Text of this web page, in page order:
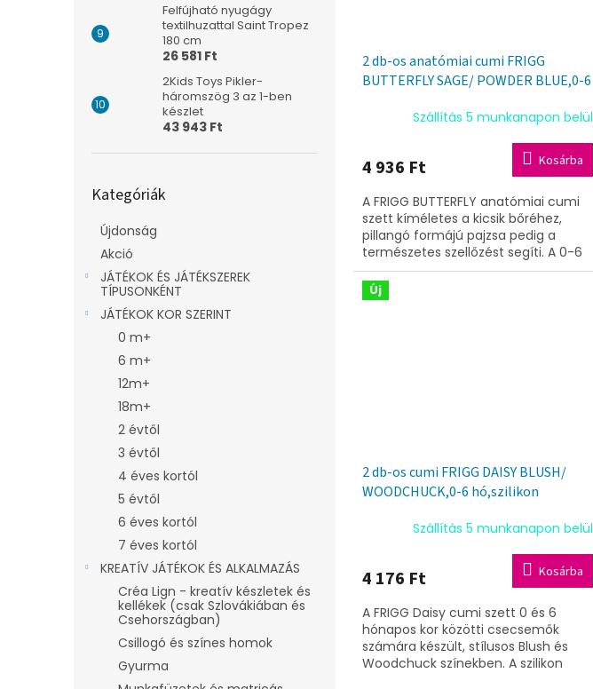
Felfújható nyugágy
textilhuzattal Saint Tropez
180 cm
26 581 Ft
2Kids Toys Pikler-
háromszög 3 az 1-ben
készlet
43 943 Ft
átugrása
Kategóriák
Újdonság
Akció
JÁTÉKOK ÉS JÁTÉKSZEREK
TÍPUSONKÉNT
JÁTÉKOK KOR SZERINT
0 m+
6 m+
12m+
18m+
2 évtől
3 évtől
4 éves kortól
5 évtől
6 éves kortól
7 éves kortól
KREATÍV JÁTÉKOK ÉS ALKALMAZÁS
Créa Lign - kreatív készletek és
kellékek (csak Szlovákiában és
Csehországban)
Csillogó és színes homok
Gyurma
2 db-os anatómiai cumi FRIGG
BUTTERFLY SAGE/ POWDER BLUE,0-6
Szállítás 5 munkanapon belül
4 936 Ft Kosárba
A FRIGG BUTTERFLY anatómiai cumi
szett kíméletes a kicsik bőréhez,
pillangó formájú pajzsa pedig a
természetes szellőzést segíti. A 0-6
hónapos korosztály számára
tervezett,...
Új
2 db-os cumi FRIGG DAISY BLUSH/
WOODCHUCK,0-6 hó,szilikon
Szállítás 5 munkanapon belül
4 176 Ft Kosárba
A FRIGG Daisy cumi szett 0 és 6
hónapos kor közötti csecsemők
számára készült, stílusos Blush és
Woodchuck színekben. A szilikon